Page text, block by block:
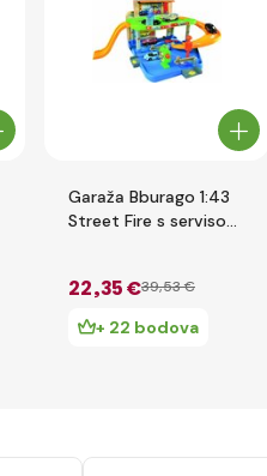
Garaža Bburago 1:43
Street Fire s servisom
22,35 €39,53 €
+ 22 bodova